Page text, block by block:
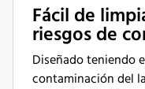
Fácil de
riesgos de
Diseñado teniendo
contaminación del